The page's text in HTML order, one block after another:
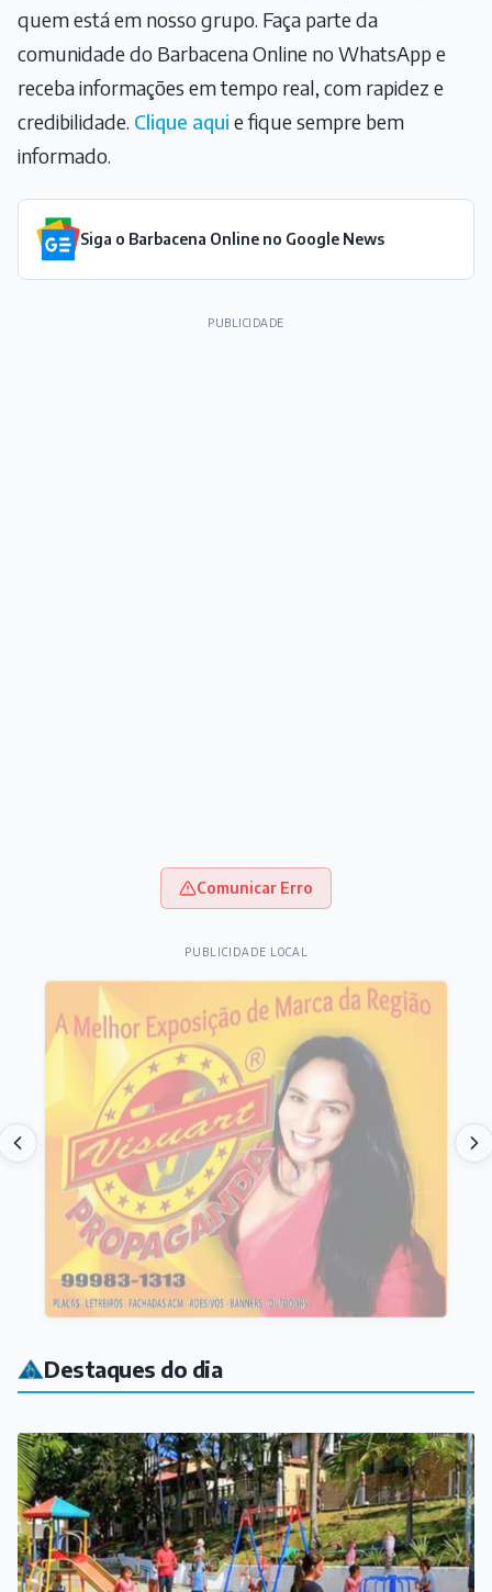
quem está em nosso grupo. Faça parte da
comunidade do Barbacena Online no WhatsApp e
receba informações em tempo real, com rapidez e
credibilidade. Clique aqui e fique sempre bem
informado.
Siga o Barbacena Online no Google News
PUBLICIDADE
Comunicar Erro
PUBLICIDADE LOCAL
Destaques do dia